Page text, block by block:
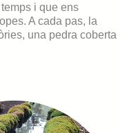
i que ens
A cada pas, la
una pedra coberta